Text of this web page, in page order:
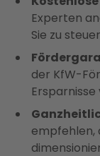
Experten
Sie zu
der KfW-
empfehlen,